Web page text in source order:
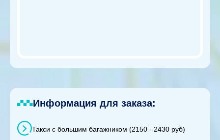
Информация для заказа:
Такси с большим багажником (2150 - 2430 руб)